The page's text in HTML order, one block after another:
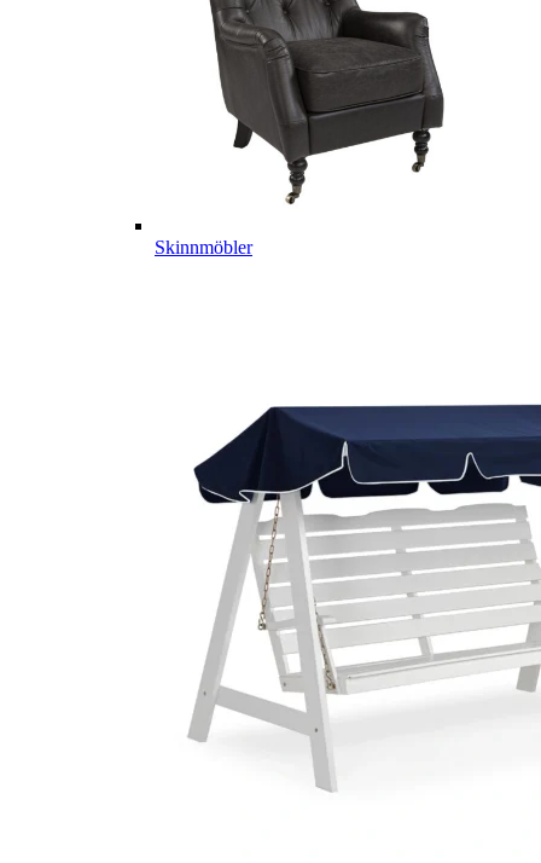
Skinnmöbler